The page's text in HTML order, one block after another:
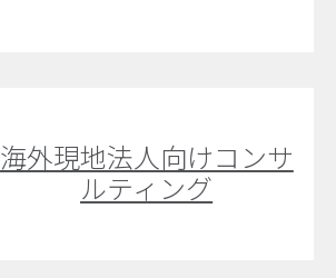
海外現地法人向けコンサ
ルティング